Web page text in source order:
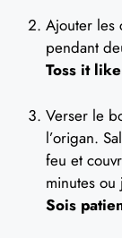
Ajouter les
pendant
Toss it
Verser le
l’origan.
feu et
minutes ou
Sois